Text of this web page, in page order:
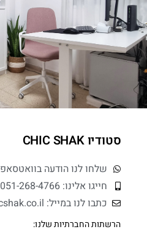
סטודיו CHIC SHAK
שלחו לנו הודעה בוואטסאפ
חייגו אלינו: 051-268-4766
כתבו לנו במייל: studio@chicshak.co.il
הרשתות החברתיות שלנו: